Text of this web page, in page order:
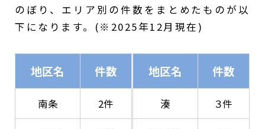
のぼり、エリア別の件数をまとめたものが以
下になります。(※2025年12月現在)
地区名 件数
南条 2件
地区名 件数
湊 ３件